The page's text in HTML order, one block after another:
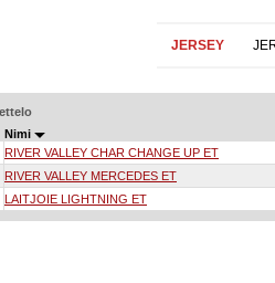
JERSEY
Nimi
RIVER VALLEY CHAR CHANGE UP ET
RIVER VALLEY MERCEDES ET
LAITJOIE LIGHTNING ET